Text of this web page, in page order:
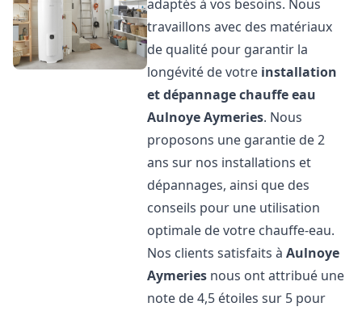
adaptés à vos besoins. Nous
travaillons avec des matériaux
de qualité pour garantir la
longévité de votre installation
et dépannage chauffe eau
Aulnoye Aymeries. Nous
proposons une garantie de 2
ans sur nos installations et
dépannages, ainsi que des
conseils pour une utilisation
optimale de votre chauffe-eau.
Nos clients satisfaits àAulnoye
Aymeries nous ont attribué une
note de 4,5 étoiles sur 5 pour